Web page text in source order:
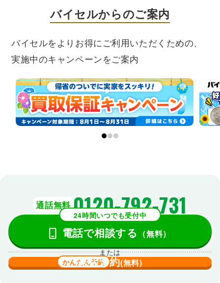
バイセルからのご案内
バイセルをよりお得にご利用いただくための、
実施中のキャンペーンをご案内
通話無料 0120-792-731
24時間いつでも受付中
電話で相談する （無料）
または
かんたん予約
来店予約(無料)